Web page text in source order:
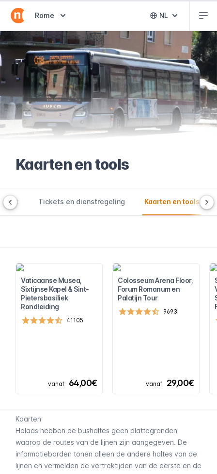
Abrir selector de destinos
Rome Abrir selector
NL
Kaarten en tools
Tickets en dienstregeling Kaarten en tools
Vaticaanse Musea,
Sixtijnse Kapel & Sint-
Pietersbasiliek
Rondleiding
41105
vanaf 64,00€
Colosseum Arena Floor,
Forum Romanum en
Palatijn Tour
9693
vanaf 29,00€
Kaarten
Helaas hebben de bushaltes geen plattegronden
waarop de routes van de lijnen zijn aangegeven. De
informatieborden tonen alleen de andere haltes van de
lijnen en vermelden de vertrektijden van de eerste en de